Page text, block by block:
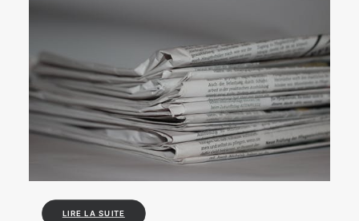
LIRE LA SUITE